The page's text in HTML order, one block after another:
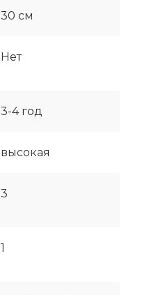
30 см
Нет
3-4 год
высокая
3
1